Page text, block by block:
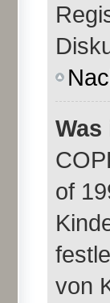
Was
of
von